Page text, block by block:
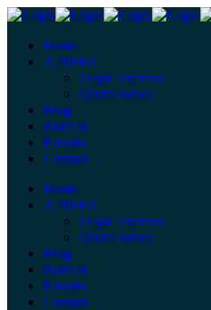
Home
A PIRES
O que fazemos
Quem somos
Blog
Podcast
Ebooks
Contato
Home
A PIRES
O que fazemos
Quem somos
Blog
Podcast
Ebooks
Contato